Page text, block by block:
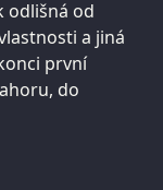
odlišná od
a jiná
první
do